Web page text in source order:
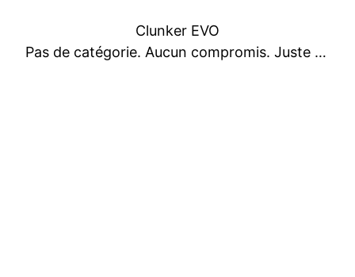
Clunker EVO
Pas de catégorie. Aucun compromis. Juste du plaisir.